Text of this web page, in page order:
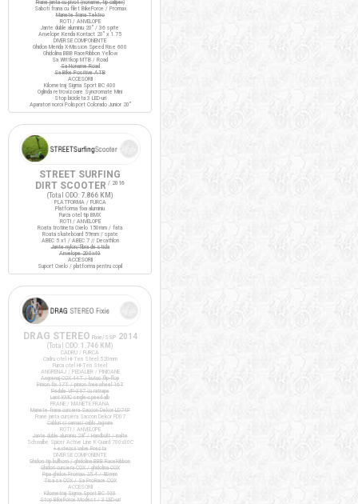
Frane janta cu pivot (noname, tip caliper)
Saboti frana cu filet BikeForce / Promax
Manete frana Tektro
ROTI / ANVELOPE
Jante duble aluminiu 20" / 36 spite
Anvelope Kenda Kontact 20" x 1.75
DIVERSE COMPONENTE
Ghidon Merida X-Mission Speed Rise 600
Ghidolina BBB RaceRibbon Yellow
Sa Wittkop MTB / Road
Sa Noname Road
Sa Bike Positive ATB
ACCESORII
Kilometraj Sigma Sport BC 400
Oglinda retrovizoare Syncromate Mini
Stop bicicleta 3 LED-uri
Aparatori noroi Polisport Colorado Junior 20"
STREET SURFING
DIRT SCOOTER / 2016
(Total ODO: 7.866 KM )
PLATFORMA / FURCA
Platforma fixa aluminiu
Furca otel tip BMX
ROTI / ANVELOPE
Roata trotineta Oxelo 150mm / fata
Roata skateboard 59mm / spate
ABEC 5 x1 / ABEC 7 // Decathlon
Jante nylon/fibra de sticla
Anvelope 200x40
ACCESORII
Suport Oxelo / platforma pentru copil
DRAG STEREO Fixie/SSP 2014
(Total ODO: 1.746 KM )
CADRU / FURCA
Cadru otel Hi-Ten Steel 520mm
Furca otel Hi-Ten Steel
ANGRENAJ / PEDALIER / PINIOANE
Angrenaj COX 44T / butuc flip-flop
Pinion fix 17T / pinion freewheel 16T
Pedale VP-397 cu ratrape
Lant KMC single-speed alb
FRANE / MANETE FRANA
Manete frana cursiera Saccon Dekor LD74P
Frane janta cursiera Saccon Dekor FD07
Cabluri si camasi cablu Jagwire
ROTI / ANVELOPE
Jante duble aluminiu 28" / Handbuilt / inalte
Schwalbe Spicer Active Line K-Guard 700x30C
+ extensii valve Presta
DIVERSE COMPONENTE
Ghidon tip bullhorn / ghidolina BBB RaceRibbon
Ghidon cursiera COX / ghidolina COX
Pipa ghidon Promax 25.4 / 80mm
Tisa sa COX / Sa ProRace COX
ACCESORII
Kilometraj Sigma Sport BC 400
Stop BikeForce Modest / 3 LED-uri